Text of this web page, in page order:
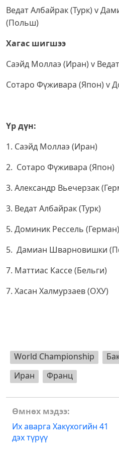
Ведат Албайрак (Турк) v
(Польш)
Хагас шигшээ
Саэйд Моллаэ (Иран) v
Сотаро Фүживара (Япон) v
Үр дүн:
1. Саэйд Моллаэ (Иран)
2. Сотаро Фүживара (Япон)
3. Александр Вьечерзак
3. Ведат Албайрак (Турк)
5. Доминик Рессель (Герман)
5. Дамиан Шварновишки
7. Маттиас Кассе (Бельги)
7. Хасан Халмурзаев (ОХУ)
World Championship
Иран
Франц
Post
navigation
Өмнөх мэдээ:
Их аварга Хакүхогийн 41
дэх түрүү